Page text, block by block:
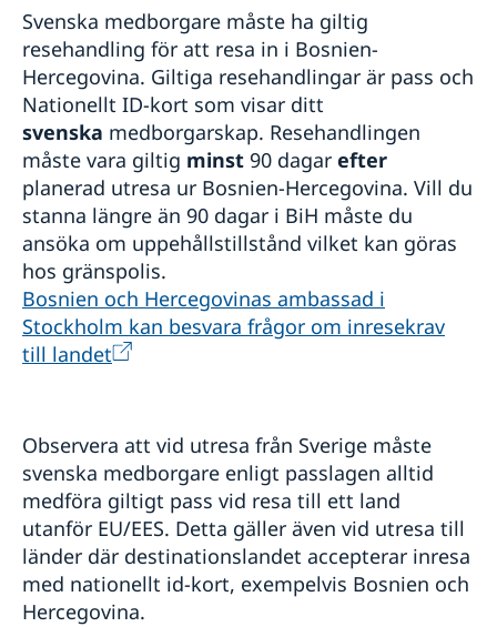
Rösta i Bosnien och Hercegovina
Pass i Bosnien och Hercegovina
Förnyelse av pass för vuxna
Förnyelse av pass för barn under 18 år
Provisoriskt pass/nödpass
Nationellt id-kort
Namnanmälan och samordningsnummer
Akut hjälp i Bosnien och Hercegovina
Om olyckan är framme – vad kan du få hjälp med?
Nödnummer i Bosnien och Hercegovina
Frihetsberövad i Bosnien och Hercegovina
Hjälp kring medborgarskap
Gifta sig i Bosnien och Hercegovina
Avgifter
Reseinformation Bosnien och
Hercegovina
Ambassadens reseinformation för Bosnien
och Hercegovina
Aktuella händelser
In- och utresebestämmelser
Allmänna säkerhetsläget
Terrorism
Naturförhållanden och katastrofer
Hälso- och sjukvård
Lokala lagar och sedvänjor
Kriminalitet och personlig säkerhet
Trafiksäkerhet
Resa i landet
Övriga upplysningar
Hercegovina
Information till företag
Handel med Bosnien och Hercegovina
Svenska företag i Bosnien och Hercegovina
Anmäla handelshinder
Utvecklingssamarbete med Bosnien och
Hercegovina
Svenska medborgare måste ha giltig
resehandling för att resa in i Bosnien-
Hercegovina. Giltiga resehandlingar är pass och
Nationellt ID-kort som visar ditt
svenska medborgarskap. Resehandlingen
måste vara giltig minst 90 dagar efter
planerad utresa ur Bosnien-Hercegovina. Vill du
stanna längre än 90 dagar i BiH måste du
ansöka om uppehållstillstånd vilket kan göras
hos gränspolis.
Bosnien och Hercegovinas ambassad i
Stockholm kan besvara frågor om inresekrav
till landet
Observera att vid utresa från Sverige måste
svenska medborgare enligt passlagen alltid
medföra giltigt pass vid resa till ett land
utanför EU/EES. Detta gäller även vid utresa till
länder där destinationslandet accepterar inresa
med nationellt id-kort, exempelvis Bosnien och
Hercegovina.